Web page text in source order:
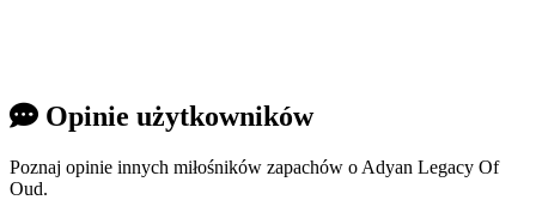
Opinie użytkowników
Poznaj opinie innych miłośników zapachów o Adyan Legacy Of
Oud.